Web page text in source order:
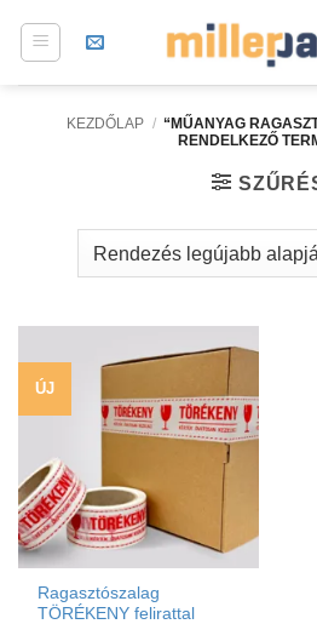
KEZDŐLAP / “MŰANYAG
RENDELKEZŐ
ÚJ
Ragasztószalag
TÖRÉKENY felirattal